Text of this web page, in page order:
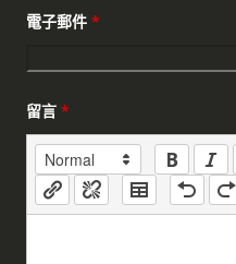
電子郵件 *
留言 *